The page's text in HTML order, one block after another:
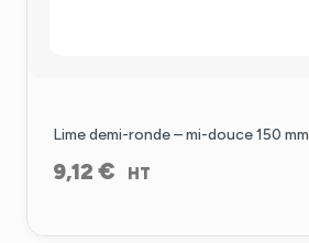
Lime demi-ronde – mi-douce 150 mm
9,12 € HT